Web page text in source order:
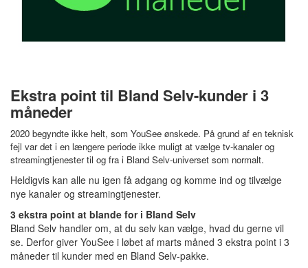
Ekstra point til Bland Selv-kunder i 3
måneder
2020 begyndte ikke helt, som YouSee ønskede. På grund af en teknisk
fejl var det i en længere periode ikke muligt at vælge tv-kanaler og
streamingtjenester til og fra i Bland Selv-universet som normalt.
Heldigvis kan alle nu igen få adgang og komme ind og tilvælge
nye kanaler og streamingtjenester.
3 ekstra point at blande for i Bland Selv
Bland Selv handler om, at du selv kan vælge, hvad du gerne vil
se. Derfor giver YouSee i løbet af marts måned 3 ekstra point i 3
måneder til kunder med en Bland Selv-pakke.